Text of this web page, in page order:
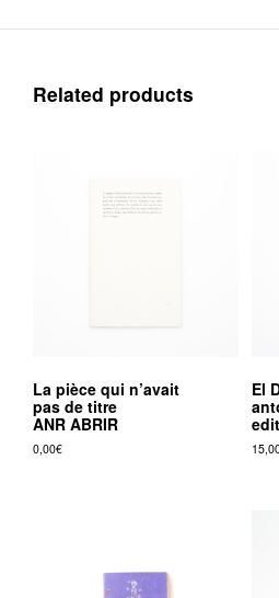
Related products
La pièce qui n’avait
pas de titre
ANR ABRIR
0,00€
El